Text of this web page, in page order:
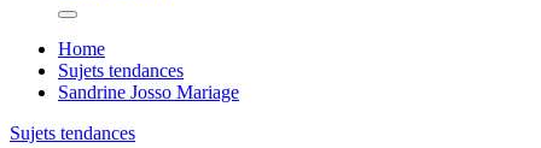
Home
Sujets tendances
Sandrine Josso Mariage
Sujets tendances